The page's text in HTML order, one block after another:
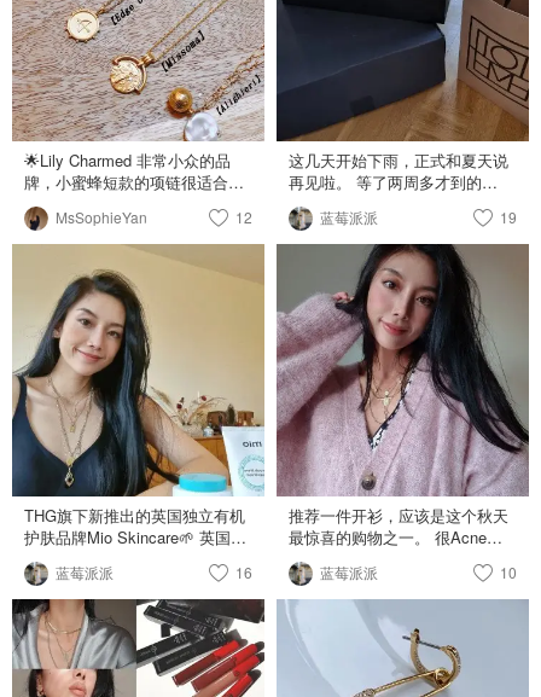
Rope Chain Necklace – Lily
Charmed 🧡我喜欢把项链叠带，
尤其是金链叠带，特别简约有时
尚感！这两条项链的长度都可以
调整，所以不管是单独佩戴还是
叠带起来都很方便，最重要的
是，随便搭配什么类型的衣服都
不会出错！可以说是非常喜欢
了！迫不及待等一个好天气带着
我的新项链出门了！ ❤️特别提一
句！Lily Charmed的包装也超级
面还有一个细致的蝴蝶结！情人
节送礼什么的选它也是非常好的
选择！
再适合不过了！很低调的美丽！
对了，手链也可以刻字的，但是
我没刻😁 Star Cluster Bracelet
这两个宝贝都是在 Lily charmed
买哒！ 他们家的星座♈️系列项链
也超好看，打算下次再买！
🌟Lily Charmed 非常小众的品
牌，小蜜蜂短款的项链很适合春
夏露脖子的时候穿搭。 . 🌟Edge
of Ember @EDGE of EMBER
JEWELLERY 这条经典款很长，
作为毛衣链搭配很不错，叠搭一
条短款也很好看。 . 🌟
Missoma@Missoma 经典款硬
币，是最近的挚爱款，❤️黑五
25%off❤️诚意十足，是时候入手
了！ . 🌟Alighieri 这个牌子真的
很经典，手工制作的每一款都独
一无二，Selfridges 和 Bicester
Village 线上购物都有！ . 🌟
Astrid&Miyu @Astrid & Miyu 读
书时候入过两条，都在国内的家
里，也是很不错的基本款，什么
季节戴都好看！
MsSophieYan 12
这几天开始下雨，正式和夏天说
再见啦。 等了两周多才到的
Toteme,官网现在发货挺慢的 周
末结束，下周又要开始实习打工
人的生活 🤷‍♀️
蓝莓派派 19
THG旗下新推出的英国独立有机
护肤品牌Mio Skincare🌱 英国有
官网，天🐱也有~ 全线产品都是
百分百天然有机! 包装也是环保
可持续包装，很简约轻便，杜绝
过度包装! 对用心都放在内容成
分上的品牌太有好感了🌎 我这两
款是塑型系列的，跑完步沐浴后
用太合适了，双倍紧致💪主打瘦
蓝莓派派 16
推荐一件开衫，应该是这个秋天
最惊喜的购物之一。 很Acne
风，其实来自我最爱的Free
People! 性价比无敌，颜色，版
型和质量都超好💜 香芋粉紫色~
穿上人都温柔了💜
蓝莓派派 10